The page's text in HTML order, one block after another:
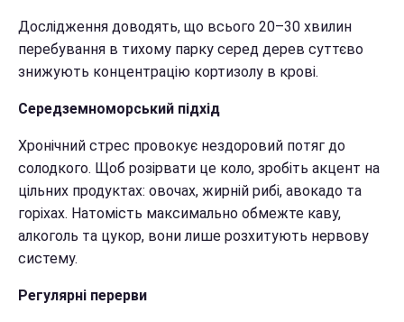
Дослідження доводять, що всього 20–30 хвилин
перебування в тихому парку серед дерев суттєво
знижують концентрацію кортизолу в крові.
Середземноморський підхід
Хронічний стрес провокує нездоровий потяг до
солодкого. Щоб розірвати це коло, зробіть акцент на
цільних продуктах: овочах, жирній рибі, авокадо та
горіхах. Натомість максимально обмежте каву,
алкоголь та цукор, вони лише розхитують нервову
систему.
Регулярні перерви